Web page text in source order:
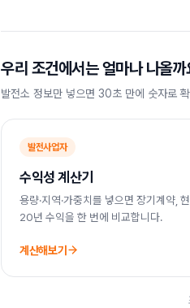
우리 조건에서는 얼마나 나올까
발전소 정보만 넣으면 30초 만에 숫자로
발전사업자
수익성 계산기
용량·지역·가중치를 넣으면 장기계약,
20년 수익을 한 번에 비교합니다.
계산해보기